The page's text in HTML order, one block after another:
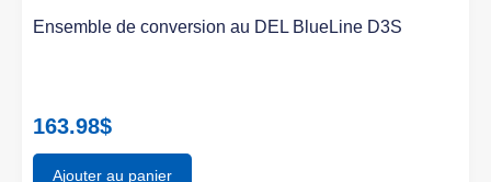
Ensemble de conversion au DEL BlueLine D3S
163.98$
Ajouter au panier